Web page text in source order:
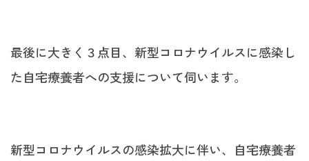
最後に大きく３点目、新型コロナウイルスに感染し
た自宅療養者への支援について伺います。
新型コロナウイルスの感染拡大に伴い、自宅療養者